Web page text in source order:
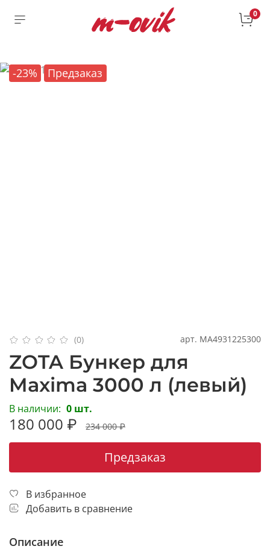
0
-23% Предзаказ
(0) арт. MA4931225300
ZOTA Бункер для
Maxima 3000 л (левый)
В наличии: 0 шт.
180 000 ₽ 234 000 ₽
Предзаказ
В избранное
Добавить в сравнение
Описание